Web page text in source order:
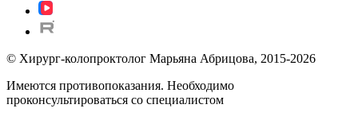
© Хирург-колопроктолог Марьяна Абрицова, 2015-2026
Имеются противопоказания. Необходимо
проконсультироваться со специалистом